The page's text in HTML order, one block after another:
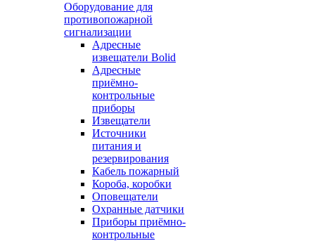
Оборудование для
противопожарной
сигнализации
Адресные
извещатели Bolid
Адресные
приёмно-
контрольные
приборы
Извещатели
Источники
питания и
резервирования
Кабель пожарный
Короба, коробки
Оповещатели
Охранные датчики
Приборы приёмно-
контрольные